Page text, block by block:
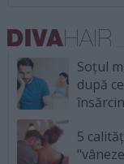
Soțul
după
5